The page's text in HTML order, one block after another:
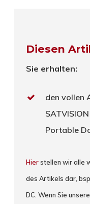
Diesen
Sie erhalten:
den vollen
Portable
Hierstellen wir alle
des Artikels dar,
DC. Wenn Sie